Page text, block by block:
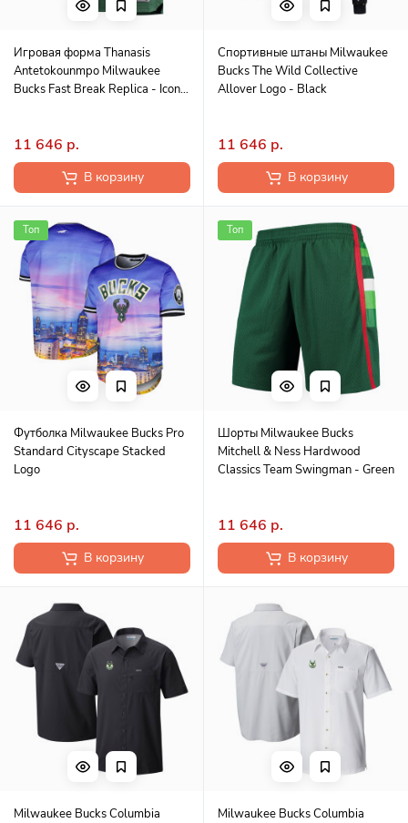
Игровая форма Thanasis
Antetokounmpo Milwaukee
Bucks Fast Break Replica - Icon
11 646 р.
В корзину
Спортивные штаны Milwaukee
Bucks The Wild Collective
Allover Logo - Black
11 646 р.
В корзину
Топ
Футболка Milwaukee Bucks Pro
Standard Cityscape Stacked
Logo
11 646 р.
В корзину
Топ
Шорты Milwaukee Bucks
Mitchell & Ness Hardwood
Classics Team Swingman - Green
11 646 р.
В корзину
Milwaukee Bucks Columbia
Milwaukee Bucks Columbia